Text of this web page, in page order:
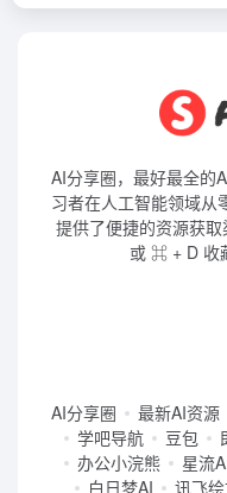
AI分享圈，最好最全的
习者在人工智能领域从
提供了便捷的资源获
或 ⌘ + D 收
AI分享圈 最新AI资源
学吧导航
豆包
办公小浣熊
星流
白日梦AI
讯飞